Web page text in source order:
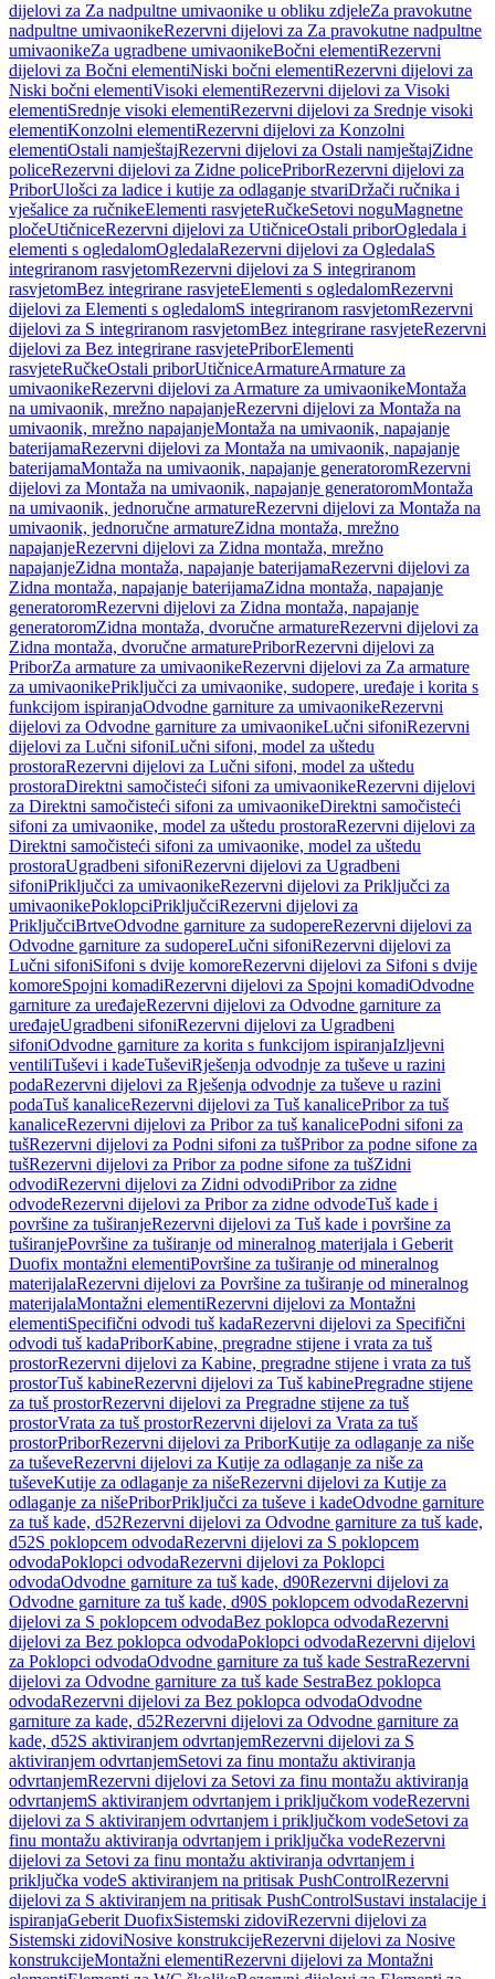
dijelovi za Za nadpultne umivaonike u obliku zdjeleZa pravokutne
nadpultne umivaonikeRezervni dijelovi za Za pravokutne nadpultne
umivaonikeZa ugradbene umivaonikeBočni elementiRezervni
dijelovi za Bočni elementiNiski bočni elementiRezervni dijelovi za
Niski bočni elementiVisoki elementiRezervni dijelovi za Visoki
elementiSrednje visoki elementiRezervni dijelovi za Srednje visoki
elementiKonzolni elementiRezervni dijelovi za Konzolni
elementiOstali namještajRezervni dijelovi za Ostali namještajZidne
policeRezervni dijelovi za Zidne policePriborRezervni dijelovi za
PriborUlošci za ladice i kutije za odlaganje stvariDržači ručnika i
vješalice za ručnikeElementi rasvjeteRučkeSetovi noguMagnetne
pločeUtičniceRezervni dijelovi za UtičniceOstali priborOgledala i
elementi s ogledalomOgledalaRezervni dijelovi za OgledalaS
integriranom rasvjetomRezervni dijelovi za S integriranom
rasvjetomBez integrirane rasvjeteElementi s ogledalomRezervni
dijelovi za Elementi s ogledalomS integriranom rasvjetomRezervni
dijelovi za S integriranom rasvjetomBez integrirane rasvjeteRezervni
dijelovi za Bez integrirane rasvjetePriborElementi
rasvjeteRučkeOstali priborUtičniceArmatureArmature za
umivaonikeRezervni dijelovi za Armature za umivaonikeMontaža
na umivaonik, mrežno napajanjeRezervni dijelovi za Montaža na
umivaonik, mrežno napajanjeMontaža na umivaonik, napajanje
baterijamaRezervni dijelovi za Montaža na umivaonik, napajanje
baterijamaMontaža na umivaonik, napajanje generatoromRezervni
dijelovi za Montaža na umivaonik, napajanje generatoromMontaža
na umivaonik, jednoručne armatureRezervni dijelovi za Montaža na
umivaonik, jednoručne armatureZidna montaža, mrežno
napajanjeRezervni dijelovi za Zidna montaža, mrežno
napajanjeZidna montaža, napajanje baterijamaRezervni dijelovi za
Zidna montaža, napajanje baterijamaZidna montaža, napajanje
generatoromRezervni dijelovi za Zidna montaža, napajanje
generatoromZidna montaža, dvoručne armatureRezervni dijelovi za
Zidna montaža, dvoručne armaturePriborRezervni dijelovi za
PriborZa armature za umivaonikeRezervni dijelovi za Za armature
za umivaonikePriključci za umivaonike, sudopere, uređaje i korita s
funkcijom ispiranjaOdvodne garniture za umivaonikeRezervni
dijelovi za Odvodne garniture za umivaonikeLučni sifoniRezervni
dijelovi za Lučni sifoniLučni sifoni, model za uštedu
prostoraRezervni dijelovi za Lučni sifoni, model za uštedu
prostoraDirektni samočisteći sifoni za umivaonikeRezervni dijelovi
za Direktni samočisteći sifoni za umivaonikeDirektni samočisteći
sifoni za umivaonike, model za uštedu prostoraRezervni dijelovi za
Direktni samočisteći sifoni za umivaonike, model za uštedu
prostoraUgradbeni sifoniRezervni dijelovi za Ugradbeni
sifoniPriključci za umivaonikeRezervni dijelovi za Priključci za
umivaonikePoklopciPriključciRezervni dijelovi za
PriključciBrtveOdvodne garniture za sudopereRezervni dijelovi za
Odvodne garniture za sudopereLučni sifoniRezervni dijelovi za
Lučni sifoniSifoni s dvije komoreRezervni dijelovi za Sifoni s dvije
komoreSpojni komadiRezervni dijelovi za Spojni komadiOdvodne
garniture za uređajeRezervni dijelovi za Odvodne garniture za
uređajeUgradbeni sifoniRezervni dijelovi za Ugradbeni
sifoniOdvodne garniture za korita s funkcijom ispiranjaIzljevni
ventiliTuševi i kadeTuševiRješenja odvodnje za tuševe u razini
podaRezervni dijelovi za Rješenja odvodnje za tuševe u razini
podaTuš kanaliceRezervni dijelovi za Tuš kanalicePribor za tuš
kanaliceRezervni dijelovi za Pribor za tuš kanalicePodni sifoni za
tušRezervni dijelovi za Podni sifoni za tušPribor za podne sifone za
tušRezervni dijelovi za Pribor za podne sifone za tušZidni
odvodiRezervni dijelovi za Zidni odvodiPribor za zidne
odvodeRezervni dijelovi za Pribor za zidne odvodeTuš kade i
površine za tuširanjeRezervni dijelovi za Tuš kade i površine za
tuširanjePovršine za tuširanje od mineralnog materijala i Geberit
Duofix montažni elementiPovršine za tuširanje od mineralnog
materijalaRezervni dijelovi za Površine za tuširanje od mineralnog
materijalaMontažni elementiRezervni dijelovi za Montažni
elementiSpecifični odvodi tuš kadaRezervni dijelovi za Specifični
odvodi tuš kadaPriborKabine, pregradne stijene i vrata za tuš
prostorRezervni dijelovi za Kabine, pregradne stijene i vrata za tuš
prostorTuš kabineRezervni dijelovi za Tuš kabinePregradne stijene
za tuš prostorRezervni dijelovi za Pregradne stijene za tuš
prostorVrata za tuš prostorRezervni dijelovi za Vrata za tuš
prostorPriborRezervni dijelovi za PriborKutije za odlaganje za niše
za tuševeRezervni dijelovi za Kutije za odlaganje za niše za
tuševeKutije za odlaganje za nišeRezervni dijelovi za Kutije za
odlaganje za nišePriborPriključci za tuševe i kadeOdvodne garniture
za tuš kade, d52Rezervni dijelovi za Odvodne garniture za tuš kade,
d52S poklopcem odvodaRezervni dijelovi za S poklopcem
odvodaPoklopci odvodaRezervni dijelovi za Poklopci
odvodaOdvodne garniture za tuš kade, d90Rezervni dijelovi za
Odvodne garniture za tuš kade, d90S poklopcem odvodaRezervni
dijelovi za S poklopcem odvodaBez poklopca odvodaRezervni
dijelovi za Bez poklopca odvodaPoklopci odvodaRezervni dijelovi
za Poklopci odvodaOdvodne garniture za tuš kade SestraRezervni
dijelovi za Odvodne garniture za tuš kade SestraBez poklopca
odvodaRezervni dijelovi za Bez poklopca odvodaOdvodne
garniture za kade, d52Rezervni dijelovi za Odvodne garniture za
kade, d52S aktiviranjem odvrtanjemRezervni dijelovi za S
aktiviranjem odvrtanjemSetovi za finu montažu aktiviranja
odvrtanjemRezervni dijelovi za Setovi za finu montažu aktiviranja
odvrtanjemS aktiviranjem odvrtanjem i priključkom vodeRezervni
dijelovi za S aktiviranjem odvrtanjem i priključkom vodeSetovi za
finu montažu aktiviranja odvrtanjem i priključka vodeRezervni
dijelovi za Setovi za finu montažu aktiviranja odvrtanjem i
priključka vodeS aktiviranjem na pritisak PushControlRezervni
dijelovi za S aktiviranjem na pritisak PushControlSustavi instalacije i
ispiranjaGeberit DuofixSistemski zidoviRezervni dijelovi za
Sistemski zidoviNosive konstrukcijeRezervni dijelovi za Nosive
konstrukcijeMontažni elementiRezervni dijelovi za Montažni